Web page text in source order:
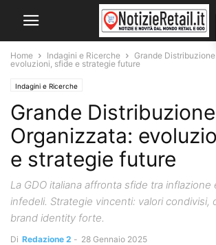
Home Indagini e Ricerche
Grande
evoluzioni, sfide e strategie future
Indagini e Ricerche
Grande Distribuzione
Organizzata:
e strategie future
La GDO italiana affronta sfide tra
infedeli. Strategie vincenti: valori condivisi,
brand identity forte.
Di Redazione 2 - 28 Gennaio 2025